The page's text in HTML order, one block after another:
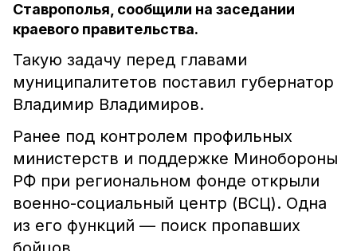
Ставрополья, сообщили на заседании
краевого правительства.
Такую задачу перед главами
муниципалитетов поставил губернатор
Владимир Владимиров.
Ранее под контролем профильных
министерств и поддержке Минобороны
РФ при региональном фонде открыли
военно-социальный центр (ВСЦ). Одна
из его функций — поиск пропавших